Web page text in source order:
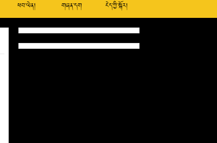
ཕབ་ལེན། གཞན་དག ངེད་ཀྱི་སྐོར།